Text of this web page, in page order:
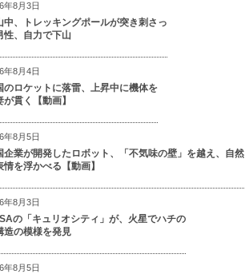
年8月3日
中、トレッキングポールが突き刺さっ
性、自力で下山
年8月4日
のロケットに落雷、上昇中に機体を
が貫く【動画】
年8月5日
企業が開発したロボット、「不気味の壁」を越え、自然
情を浮かべる【動画】
年8月3日
の「キュリオシティ」が、火星でハチの
造の模様を発見
年8月5日